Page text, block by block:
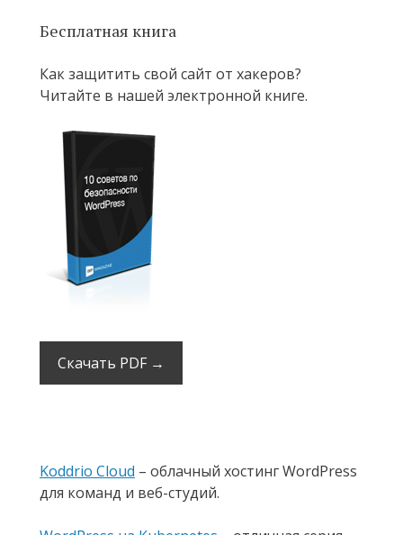
Бесплатная книга
Как защитить свой сайт от хакеров?
Читайте в нашей электронной книге.
Скачать PDF →
Koddrio Cloud – облачный хостинг WordPress
для команд и веб-студий.